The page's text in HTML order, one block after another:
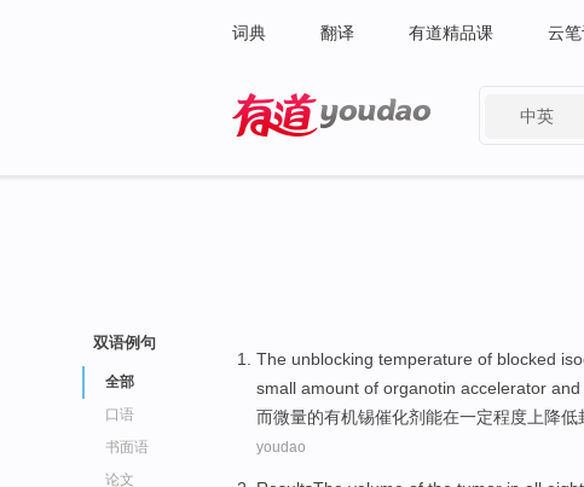
词典 翻译 有道精品课 云
中英
双语例句
全部
口语
书面语
论文
The unblocking temperature of blocked
small amount of organotin accelerator and
而微量的有机锡催化剂能在一定程度上 降低
youdao